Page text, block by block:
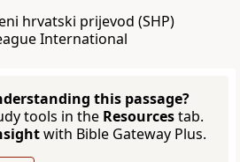
hrvatski prijevod (SHP)
International
this passage?
tools in the Resourcestab.
with Bible Gateway Plus.